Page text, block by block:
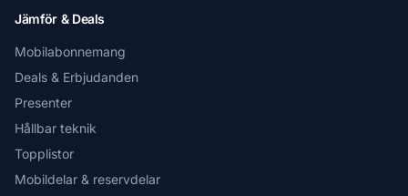
Jämför & Deals
Mobilabonnemang
Deals & Erbjudanden
Presenter
Hållbar teknik
Topplistor
Mobildelar & reservdelar